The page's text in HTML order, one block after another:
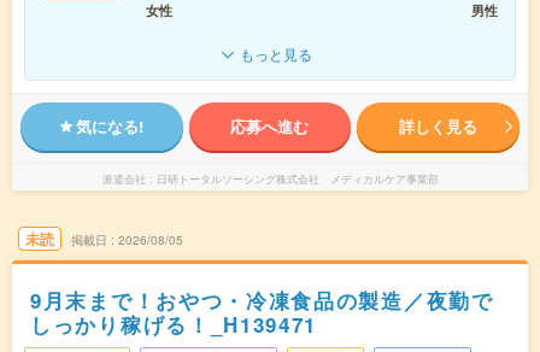
女性
男性
もっと見る
気になる! 応募へ進む 詳しく見る
派遣会社 日研トータルソーシング株式会社 メディカルケア事業部
未読 掲載日 2026/08/05
9月末まで！おやつ・冷凍食品の製造／夜勤で
しっかり稼げる！_H139471